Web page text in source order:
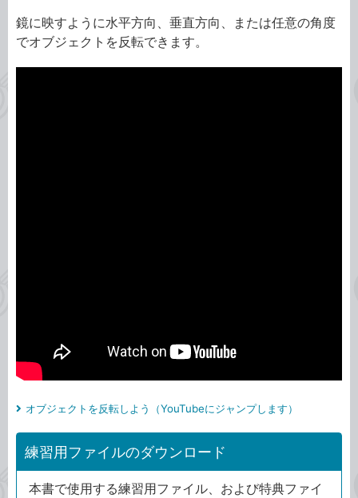
鏡に映すように水平方向、垂直方向、または任意の角度
でオブジェクトを反転できます。
オブジェクトを反転しよう（YouTubeにジャンプします）
練習用ファイルのダウンロード
本書で使用する練習用ファイル、および特典ファイ